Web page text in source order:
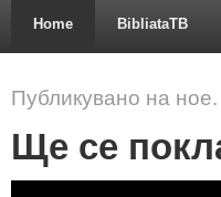
Home BibliataTB
Публикувано на
Ще се